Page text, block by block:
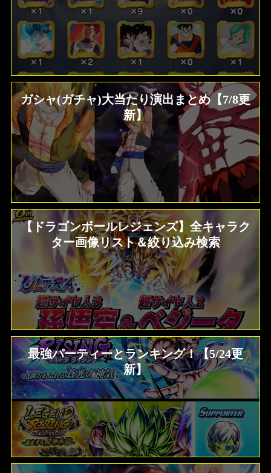
ガシャ(ガチャ)大当たり演出まとめ【7/8更
新】
【ドラゴンボールレジェンズ】全キャラク
ター画像リスト＆絞り込み検索
最強パーティーとランキング！【5/24更
新】